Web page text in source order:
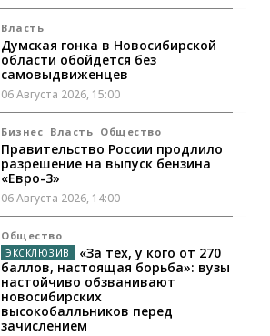
Власть
Думская гонка в Новосибирской
области обойдется без
самовыдвиженцев
06 Августа 2026, 15:00
Бизнес Власть Общество
Правительство России продлило
разрешение на выпуск бензина
«Евро-3»
06 Августа 2026, 14:00
Общество
«За тех, у кого от 270
баллов, настоящая борьба»: вузы
настойчиво обзванивают
новосибирских
высокобалльников перед
зачислением